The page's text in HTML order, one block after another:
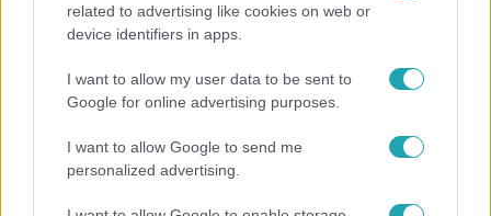
related to advertising like cookies on web or
device identifiers in apps.
I want to allow my user data to be sent to
Google for online advertising purposes.
I want to allow Google to send me
personalized advertising.